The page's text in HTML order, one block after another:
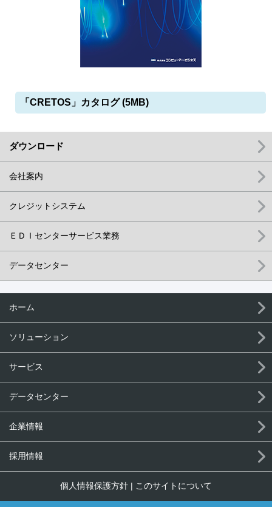
「CRETOS」カタログ (5MB)
ダウンロード
会社案内
クレジットシステム
ＥＤＩセンターサービス業務
データセンター
ホーム
ソリューション
サービス
データセンター
企業情報
採用情報
個人情報保護方針 | このサイトについて